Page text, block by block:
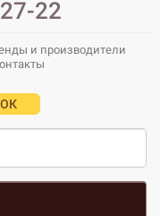
22
и производители